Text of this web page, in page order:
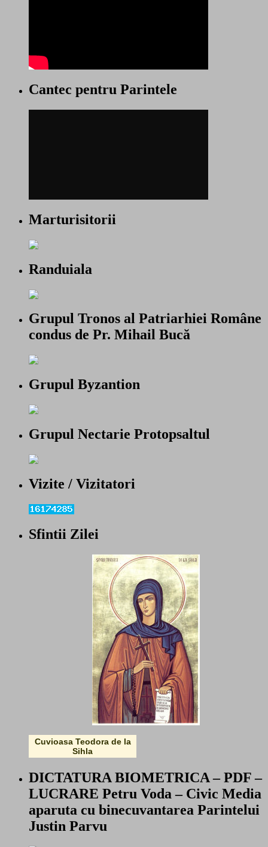
Cantec pentru Parintele
Marturisitorii
Randuiala
Grupul Tronos al Patriarhiei Române
condus de Pr. Mihail Bucă
Grupul Byzantion
Grupul Nectarie Protopsaltul
Vizite / Vizitatori
Sfintii Zilei
Cuvioasa Teodora de la
Sihla
DICTATURA BIOMETRICA – PDF –
LUCRARE Petru Voda – Civic Media
aparuta cu binecuvantarea Parintelui
Justin Parvu